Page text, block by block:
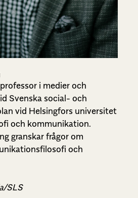
i medier och
Svenska social- och
vid Helsingfors universitet
och kommunikation.
granskar frågor om
och
SLS